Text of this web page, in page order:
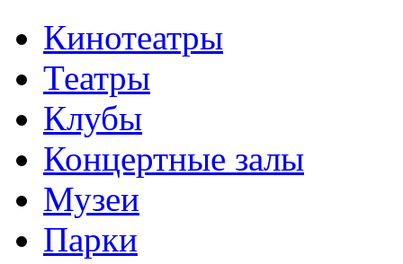
Кинотеатры
Театры
Клубы
Концертные залы
Музеи
Парки